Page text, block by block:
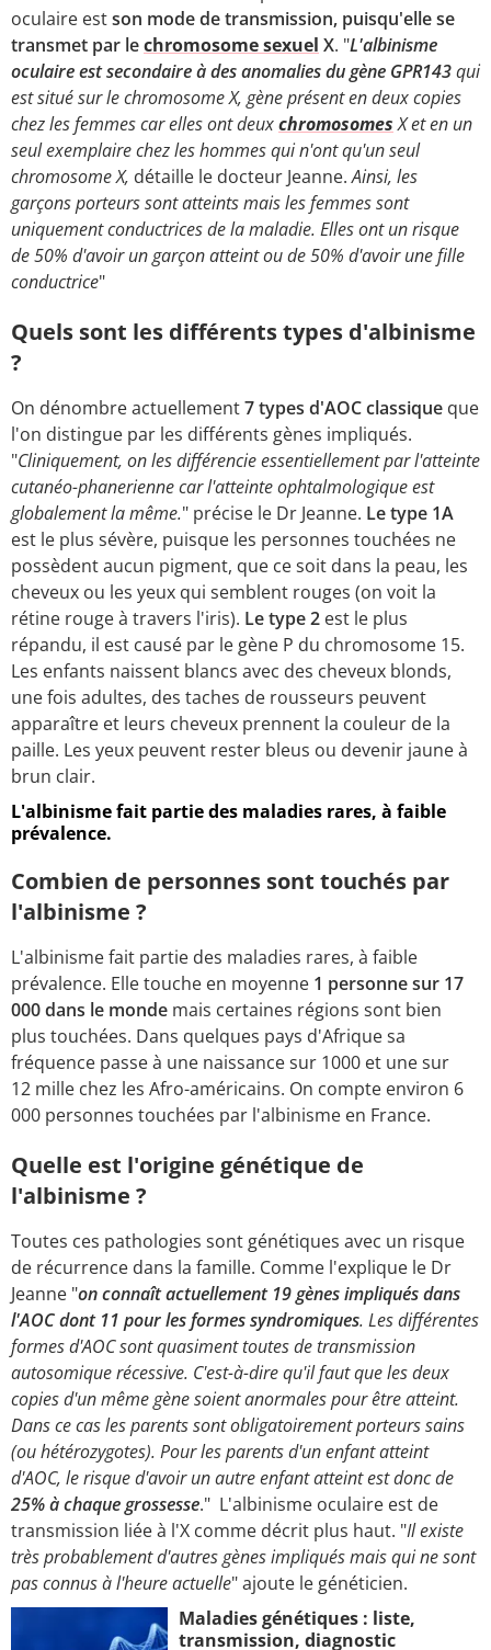
oculaire estson mode de transmission, puisqu'elle se
transmet par lechromosome sexuel X. "L'albinisme
oculaire est secondaire à des anomalies du gène GPR143qui
est situé sur le chromosome X, gène présent en deux copies
chez les femmes car elles ont deuxchromosomesX et en un
seul exemplaire chez les hommes qui n'ont qu'un seul
chromosome X, détaille le docteur Jeanne.Ainsi, les
garçons porteurs sont atteints mais les femmes sont
uniquement conductrices de la maladie. Elles ont un risque
de 50% d'avoir un garçon atteint ou de 50% d'avoir une fille
conductrice"
Quels sont les différents types d'albinisme
?
On dénombre actuellement7 types d'AOC classique que
l'on distingue par les différents gènes impliqués.
"Cliniquement, on les différencie essentiellement par l'atteinte
cutanéo-phanerienne car l'atteinte ophtalmologique est
globalement la même." précise le Dr Jeanne. Le type 1A
est le plus sévère, puisque les personnes touchées ne
possèdent aucun pigment, que ce soit dans la peau, les
cheveux ou les yeux qui semblent rouges (on voit la
rétine rouge à travers l'iris). Le type 2 est le plus
répandu, il est causé par le gène P du chromosome 15.
Les enfants naissent blancs avec des cheveux blonds,
une fois adultes, des taches de rousseurs peuvent
apparaître et leurs cheveux prennent la couleur de la
paille. Les yeux peuvent rester bleus ou devenir jaune à
brun clair.
L'albinisme fait partie des maladies rares, à faible
prévalence.
Combien de personnes sont touchés par
l'albinisme ?
L'albinisme fait partie des maladies rares, à faible
prévalence. Elle touche en moyenne 1 personne sur 17
000 dans le monde mais certaines régions sont bien
plus touchées. Dans quelques pays d'Afrique sa
fréquence passe à une naissance sur 1000 et une sur
12 mille chez les Afro-américains. On compte environ 6
000 personnes touchées par l'albinisme en France.
Quelle est l'origine génétique de
l'albinisme ?
Toutes ces pathologies sont génétiques avec un risque
de récurrence dans la famille. Comme l'explique le Dr
Jeanne "on connaît actuellement 19 gènes impliqués dans
l'AOC dont 11 pour les formes syndromiques. Les différentes
formes d'AOC sont quasiment toutes de transmission
autosomique récessive. C'est-à-dire qu'il faut que les deux
copies d'un même gène soient anormales pour être atteint.
Dans ce cas les parents sont obligatoirement porteurs sains
(ou hétérozygotes). Pour les parents d'un enfant atteint
d'AOC, le risque d'avoir un autre enfant atteint est donc de
25% à chaque grossesse." L'albinisme oculaire est de
transmission liée à l'X comme décrit plus haut. "Il existe
très probablement d'autres gènes impliqués mais qui ne sont
pas connus à l'heure actuelle" ajoute le généticien.
Maladies génétiques : liste,
transmission, diagnostic